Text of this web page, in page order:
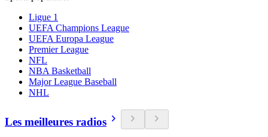
Ligue 1
UEFA Champions League
UEFA Europa League
Premier League
NFL
NBA Basketball
Major League Baseball
NHL
Les meilleures radios